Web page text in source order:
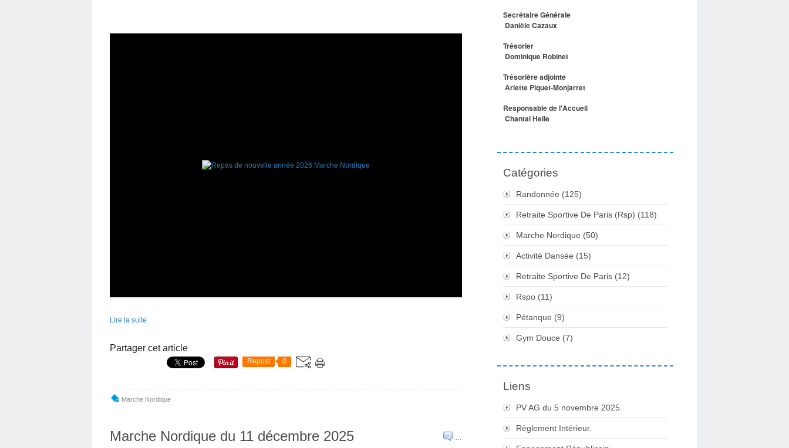
Lire la suite
Partager cet article
Repost 0
Marche Nordique
…
Marche Nordique du 11 décembre 2025
Secrétaire Générale
Danièle Cazaux
Trésorier
Dominique Robinet
Trésorière adjointe
Arlette Piquet-Monjarret
Responsable de l'Accueil
Chantal Helle
Catégories
Randonnée (125)
Retraite Sportive De Paris (Rsp) (118)
Marche Nordique (50)
Activité Dansée (15)
Retraite Sportive De Paris (12)
Rspo (11)
Pétanque (9)
Gym Douce (7)
Liens
PV AG du 5 novembre 2025.
Règlement Intérieur.